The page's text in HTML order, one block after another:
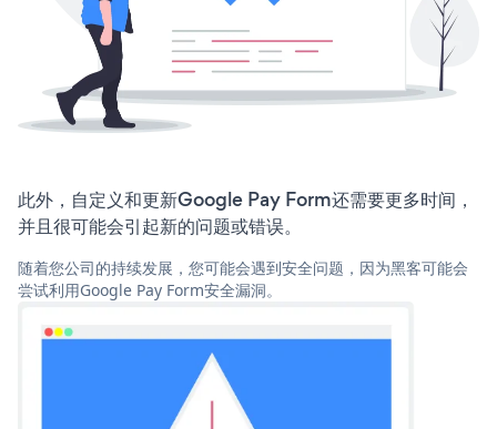
此外，自定义和更新Google Pay Form还需要更多时间，
并且很可能会引起新的问题或错误。
随着您公司的持续发展，您可能会遇到安全问题，因为黑客可能会
尝试利用Google Pay Form安全漏洞。